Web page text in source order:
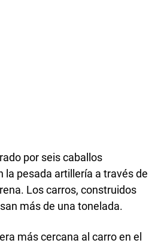
por seis caballos
pesada artillería a través de
Los carros, construidos
más de una tonelada.
más cercana al carro en el